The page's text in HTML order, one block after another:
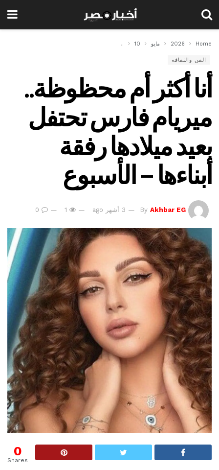
Home
2026 مايو 10 أنا أكثر أم محظوظة.. ميريام فارس تحتفل بعيد ميلادها
الفن والثقافة
أنا أكثر أم محظوظة..
ميريام فارس تحتفل
بعيد ميلادها رفقة
أبناءها – الأسبوع
By Akhbar EG 3 أشهر ago
0
Shares